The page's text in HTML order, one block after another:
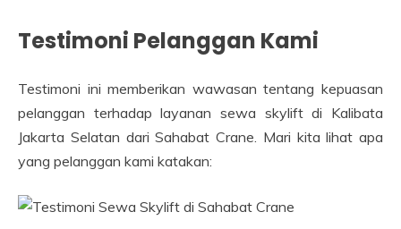
Testimoni Pelanggan Kami
Testimoni ini memberikan wawasan tentang kepuasan
pelanggan terhadap layanan sewa skylift di Kalibata
Jakarta Selatan dari Sahabat Crane. Mari kita lihat apa
yang pelanggan kami katakan: